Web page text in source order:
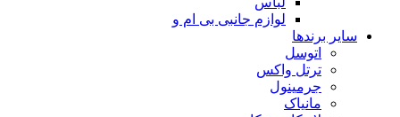
لوازم جانبی بی ام و
سایر برندها
اتوسل
ترتل واکس
جرمینول
مانیاک